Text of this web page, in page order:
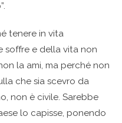
tenere in vita
soffre e della vita non
la ami, ma perché non
che sia scevro da
non è civile. Sarebbe
lo capisse, ponendo